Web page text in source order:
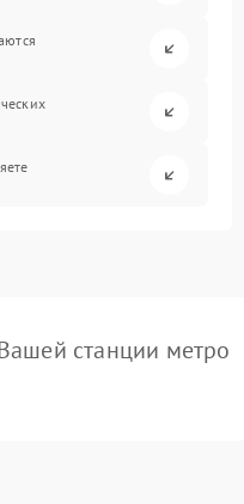
станции метро